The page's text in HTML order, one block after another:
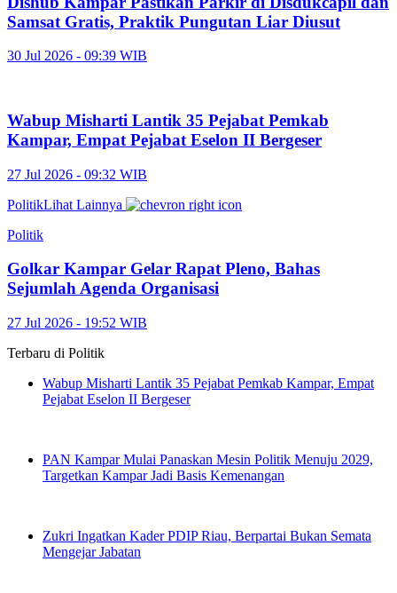
Samsat Gratis, Praktik Pungutan Liar Diusut
30 Jul 2026 - 09:39 WIB
Wabup Misharti Lantik 35 Pejabat Pemkab
Kampar, Empat Pejabat Eselon II Bergeser
27 Jul 2026 - 09:32 WIB
PolitikLihat Lainnya
Politik
Golkar Kampar Gelar Rapat Pleno, Bahas
Sejumlah Agenda Organisasi
27 Jul 2026 - 19:52 WIB
Terbaru di Politik
Wabup Misharti Lantik 35 Pejabat Pemkab Kampar, Empat
Pejabat Eselon II Bergeser
PAN Kampar Mulai Panaskan Mesin Politik Menuju 2029,
Targetkan Kampar Jadi Basis Kemenangan
Zukri Ingatkan Kader PDIP Riau, Berpartai Bukan Semata
Mengejar Jabatan